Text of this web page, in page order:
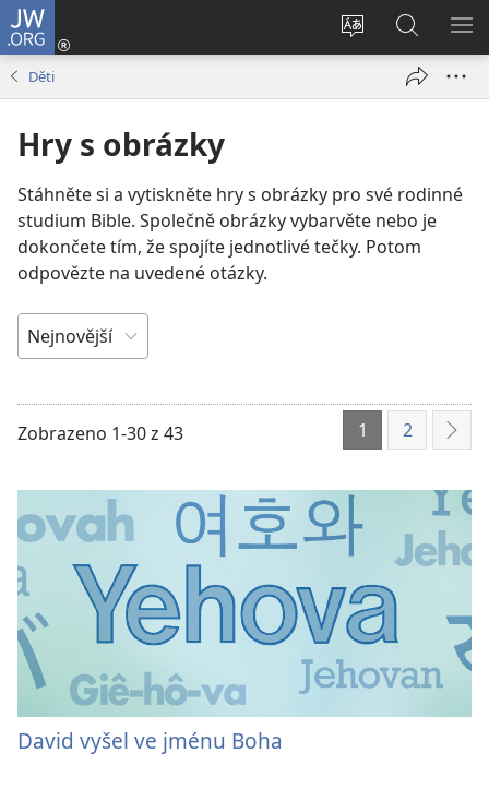
JW.ORG
Změnit
stránek
Přihlásit
se
Hledat
na
JW.ORG
Děti
Hry s obrázky
Stáhněte si a vytiskněte hry s obrázky pro své rodinné
studium Bible. Společně obrázky vybarvěte nebo je
dokončete tím, že spojíte jednotlivé tečky. Potom
odpovězte na uvedené otázky.
SEŘADIT
Zobrazeno 1-30 z 43 1 2
David vyšel ve jménu Boha